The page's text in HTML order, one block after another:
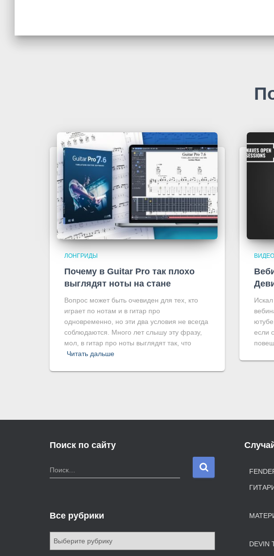
ЛОНГРИДЫ
Почему в Guitar Pro так плохо
выглядят ноты на стане
Вопрос может быть очевиден для тех, кто
играет по нотам и в гитар про
одновременно, но эти два условия не всегда
соблюдаются. Много лет слышу эту фразу,
мол, в гитар про ноты выглядят так, что
Читать дальше
ВИДЕО
если
Поиск по сайту
Н
а
:
Поиск…
Все рубрики